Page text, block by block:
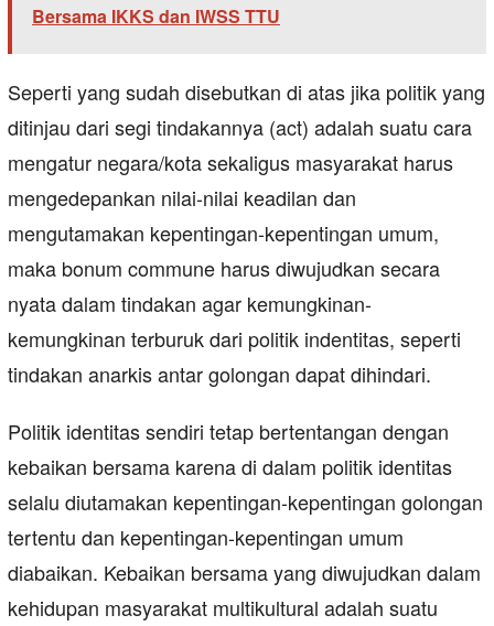
Bersama IKKS dan IWSS TTU
Seperti yang sudah disebutkan di atas jika politik yang
ditinjau dari segi tindakannya (act) adalah suatu cara
mengatur negara/kota sekaligus masyarakat harus
mengedepankan nilai-nilai keadilan dan
mengutamakan kepentingan-kepentingan umum,
maka bonum commune harus diwujudkan secara
nyata dalam tindakan agar kemungkinan-
kemungkinan terburuk dari politik indentitas, seperti
tindakan anarkis antar golongan dapat dihindari.
Politik identitas sendiri tetap bertentangan dengan
kebaikan bersama karena di dalam politik identitas
selalu diutamakan kepentingan-kepentingan golongan
tertentu dan kepentingan-kepentingan umum
diabaikan. Kebaikan bersama yang diwujudkan dalam
kehidupan masyarakat multikultural adalah suatu